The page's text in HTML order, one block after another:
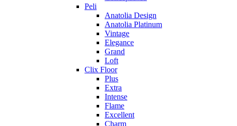
Peli
Anatolia Design
Anatolia Platinum
Vintage
Elegance
Grand
Loft
Clix Floor
Plus
Extra
Intense
Flame
Excellent
Charm